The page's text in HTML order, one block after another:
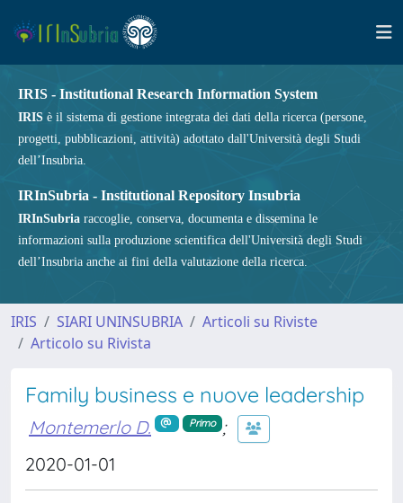
IRIS - Institutional Research Information System
IRIS è il sistema di gestione integrata dei dati della ricerca (persone,
progetti, pubblicazioni, attività) adottato dall'Università degli Studi
dell’Insubria.
IRInSubria - Institutional Repository Insubria
IRInSubria raccoglie, conserva, documenta e dissemina le
informazioni sulla produzione scientifica dell'Università degli Studi
dell’Insubria anche ai fini della valutazione della ricerca.
IRIS SIARI UNINSUBRIA
Articoli su Riviste
Articolo su Rivista
Family business e nuove leadership
Montemerlo D. Primo
;
2020-01-01